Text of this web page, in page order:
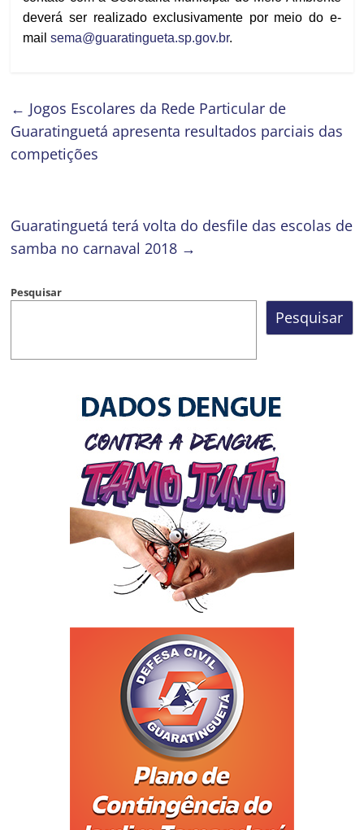
deverá ser realizado exclusivamente por meio do e-
mailsema@guaratingueta.sp.gov.br.
← Jogos Escolares da Rede Particular de
Guaratinguetá apresenta resultados parciais das
competições
Guaratinguetá terá volta do desfile das escolas de
samba no carnaval 2018 →
Pesquisar
Pesquisar